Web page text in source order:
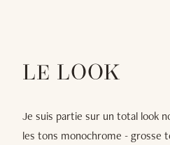
LE LOOK
Je suis partie sur un total look
les tons monochrome - grosse